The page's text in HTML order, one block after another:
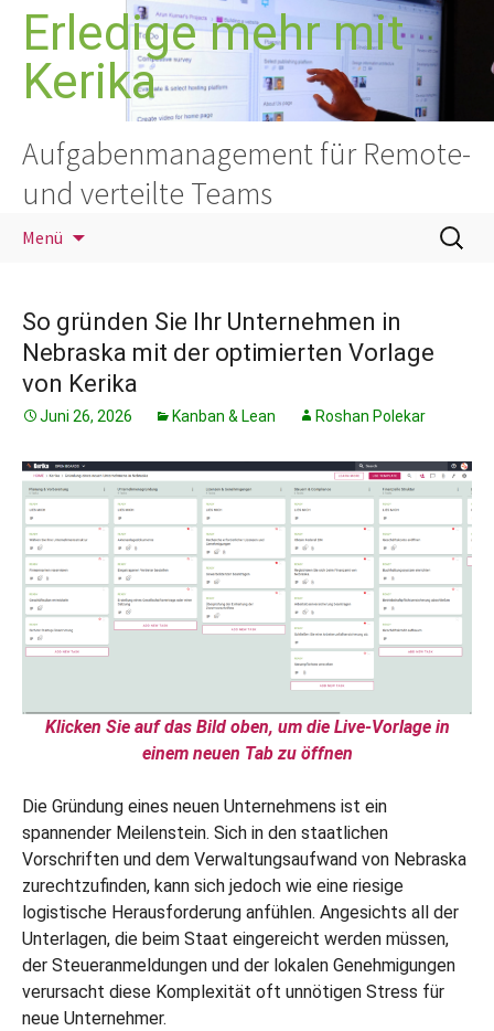
Zum
Inhalt
springen
Erledige mehr mit
Kerika
Aufgabenmanagement für Remote-
und verteilte Teams
Menü
Suchen
nach:
So gründen Sie Ihr Unternehmen in
Nebraska mit der optimierten Vorlage
von Kerika
Juni 26, 2026 Kanban & Lean Roshan Polekar
Klicken Sie auf das Bild oben, um die Live-Vorlage in
einem neuen Tab zu öffnen
Die Gründung eines neuen Unternehmens ist ein
spannender Meilenstein. Sich in den staatlichen
Vorschriften und dem Verwaltungsaufwand von Nebraska
zurechtzufinden, kann sich jedoch wie eine riesige
logistische Herausforderung anfühlen. Angesichts all der
Unterlagen, die beim Staat eingereicht werden müssen,
der Steueranmeldungen und der lokalen Genehmigungen
verursacht diese Komplexität oft unnötigen Stress für
neue Unternehmer.